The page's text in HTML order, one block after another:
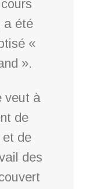
a été
«
».
veut à
de
et de
des